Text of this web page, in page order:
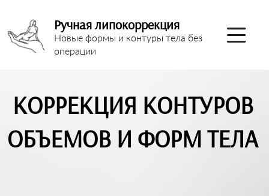
Ручная липокоррекция
Новые формы и контуры тела без
операции
КОРРЕКЦИЯ КОНТУРОВ
ОБЪЕМОВ И ФОРМ ТЕЛА